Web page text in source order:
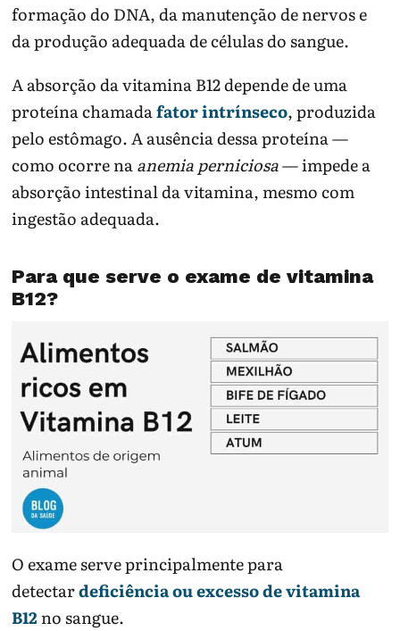
formação do DNA, da manutenção de nervos e
da produção adequada de células do sangue.
A absorção da vitamina B12 depende de uma
proteína chamadafator intrínseco, produzida
pelo estômago. A ausência dessa proteína —
como ocorre naanemia perniciosa— impede a
absorção intestinal da vitamina, mesmo com
ingestão adequada.
Para que serve o exame de vitamina
B12?
O exame serve principalmente para
detectardeficiência ou excesso de vitamina
B12no sangue.